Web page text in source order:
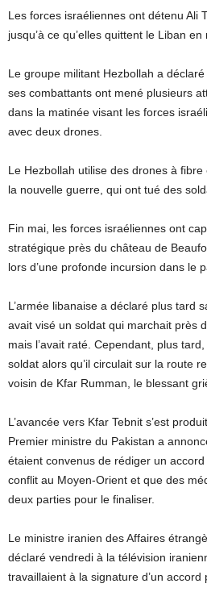
Les forces israéliennes ont détenu Ali
jusqu’à ce qu’elles quittent le Liban en
Le groupe militant Hezbollah a
ses combattants ont mené plusieurs
dans la matinée visant les forces
avec deux drones.
Le Hezbollah utilise des drones à
la nouvelle guerre, qui ont tué des
Fin mai, les forces israéliennes ont
stratégique près du château de
lors d’une profonde incursion dans le
L’armée libanaise a déclaré plus tard
avait visé un soldat qui marchait près
mais l’avait raté. Cependant, plus
soldat alors qu’il circulait sur la route
voisin de Kfar Rumman, le blessant
L’avancée vers Kfar Tebnit s’est
Premier ministre du Pakistan a
étaient convenus de rédiger un
conflit au Moyen-Orient et que des
deux parties pour le finaliser.
Le ministre iranien des Affaires
déclaré vendredi à la télévision
travaillaient à la signature d’un